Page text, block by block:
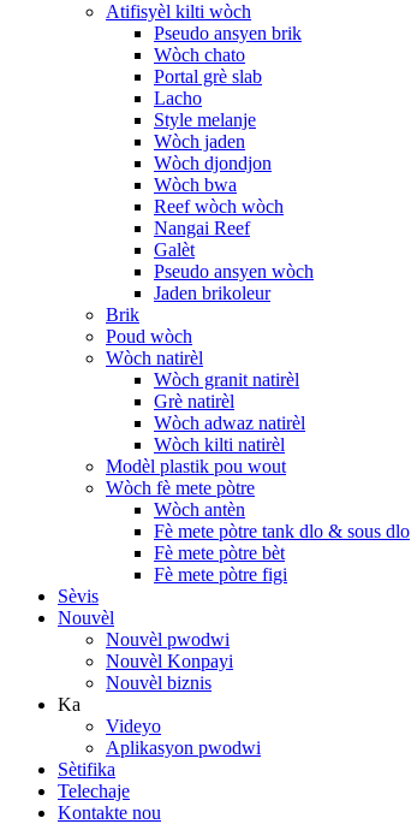
Atifisyèl kilti wòch
Pseudo ansyen brik
Wòch chato
Portal grè slab
Lacho
Style melanje
Wòch jaden
Wòch djondjon
Wòch bwa
Reef wòch wòch
Nangai Reef
Galèt
Pseudo ansyen wòch
Jaden brikoleur
Brik
Poud wòch
Wòch natirèl
Wòch granit natirèl
Grè natirèl
Wòch adwaz natirèl
Wòch kilti natirèl
Modèl plastik pou wout
Wòch fè mete pòtre
Wòch antèn
Fè mete pòtre tank dlo & sous dlo
Fè mete pòtre bèt
Fè mete pòtre figi
Sèvis
Nouvèl
Nouvèl pwodwi
Nouvèl Konpayi
Nouvèl biznis
Ka
Videyo
Aplikasyon pwodwi
Sètifika
Telechaje
Kontakte nou